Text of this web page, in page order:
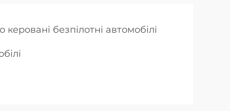
керовані безпілотні автомобілі